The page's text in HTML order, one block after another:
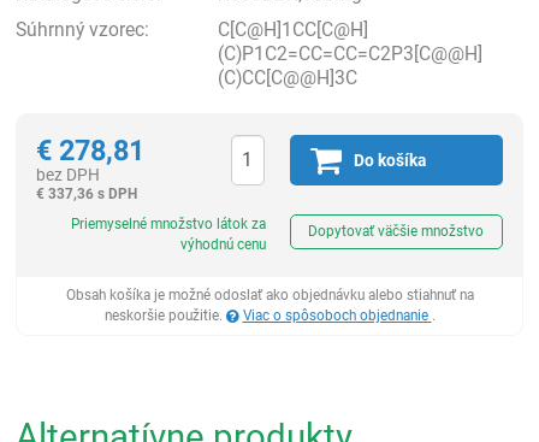
Súhrnný vzorec:
C[C@H]1CC[C@H]
(C)P1C2=CC=CC=C2P3[C@@H]
(C)CC[C@@H]3C
€ 278,81
bez DPH
€ 337,36 s DPH
Do košíka
Priemyselné množstvo látok za
výhodnú cenu
Dopytovať väčšie množstvo
Obsah košíka je možné odoslať ako objednávku alebo stiahnuť na
neskoršie použitie.
Viac o spôsoboch objednanie .